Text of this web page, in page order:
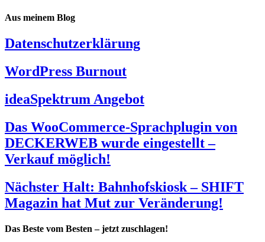
Aus meinem Blog
Datenschutzerklärung
WordPress Burnout
ideaSpektrum Angebot
Das WooCommerce-Sprachplugin von
DECKERWEB wurde eingestellt –
Verkauf möglich!
Nächster Halt: Bahnhofskiosk – SHIFT
Magazin hat Mut zur Veränderung!
Das Beste vom Besten – jetzt zuschlagen!